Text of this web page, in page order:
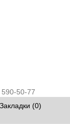
590-50-77
Закладки (0)